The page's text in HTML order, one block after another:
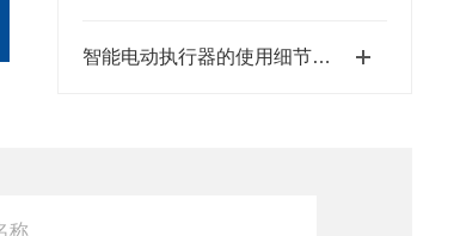
智能电动执行器的使用细节有几点